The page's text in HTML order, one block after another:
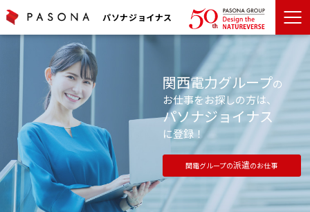
パソナジョイナス
関西電力グループの
お仕事をお探しの方は、
パソナジョイナス
に登録！
関電グループの派遣のお仕事